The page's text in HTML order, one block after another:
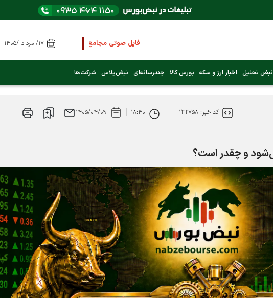
فایل صوتی مجامع و کنفرانس ها را از اینجا گوش کنید
عرضه اولیه بعدی کدام نماد است؟ (کلیک کنید) نبض تحلیل اخبار ارز و سکه بورس کالا چندرسانه‌ای نبض‌پلاس شرکت‌ها
کد خبر: ۱۳۲۷۵۸ ۱۸:۴۰ ۱۴۰۵/۰۴/۰۹